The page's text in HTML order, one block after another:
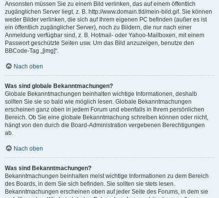
Ansonsten müssen Sie zu einem Bild verlinken, das auf einem öffentlich
zugänglichen Server liegt, z. B. http://www.domain.tld/mein-bild.gif. Sie können
weder Bilder verlinken, die sich auf Ihrem eigenen PC befinden (außer es ist
ein öffentlich zugänglicher Server), noch zu Bildern, die nur nach einer
Anmeldung verfügbar sind, z. B. Hotmail- oder Yahoo-Mailboxen, mit einem
Passwort geschützte Seiten usw. Um das Bild anzuzeigen, benutze den
BBCode-Tag „[img]“.
Nach oben
Was sind globale Bekanntmachungen?
Globale Bekanntmachungen beinhalten wichtige Informationen, deshalb
sollten Sie sie so bald wie möglich lesen. Globale Bekanntmachungen
erscheinen ganz oben in jedem Forum und ebenfalls in Ihrem persönlichen
Bereich. Ob Sie eine globale Bekanntmachung schreiben können oder nicht,
hängt von den durch die Board-Administration vergebenen Berechtigungen
ab.
Nach oben
Was sind Bekanntmachungen?
Bekanntmachungen beinhalten meist wichtige Informationen zu dem Bereich
des Boards, in dem Sie sich befinden. Sie sollten sie stets lesen.
Bekanntmachungen erscheinen oben auf jeder Seite des Forums, in dem sie